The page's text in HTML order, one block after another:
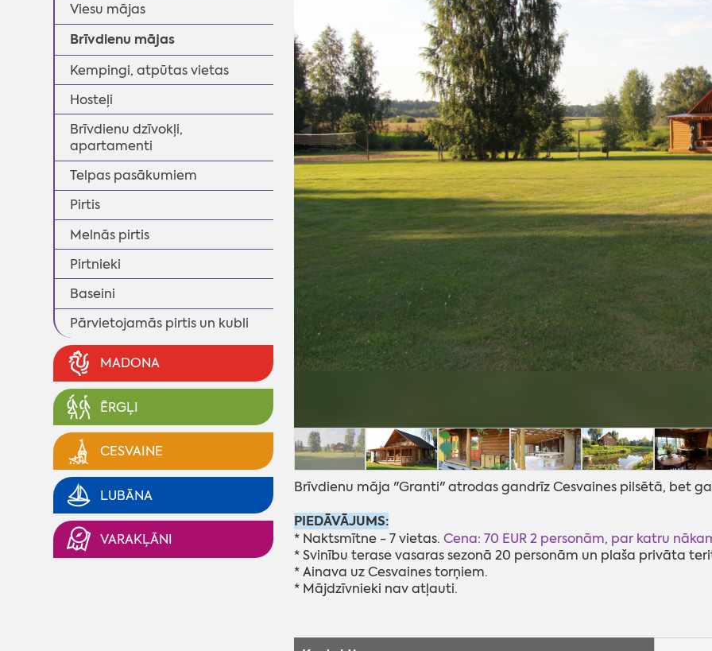
Viesu mājas
Brīvdienu mājas
Kempingi, atpūtas vietas
Hosteļi
Brīvdienu dzīvokļi,
apartamenti
Telpas pasākumiem
Pirtis
Melnās pirtis
Pirtnieki
Baseini
Pārvietojamās pirtis un kubli
MADONA
ĒRGĻI
CESVAINE
LUBĀNA
VARAKĻĀNI
◄
Brīvdienu māja "Granti" atrodas gandrīz Cesvaines pilsētā, bet
PIEDĀVĀJUMS:
* Naktsmītne - 7 vietas. Cena: 70 EUR 2 personām, par katru
* Svinību terase vasaras sezonā 20 personām un plaša privāta
* Ainava uz Cesvaines torņiem.
* Mājdzīvnieki nav atļauti.